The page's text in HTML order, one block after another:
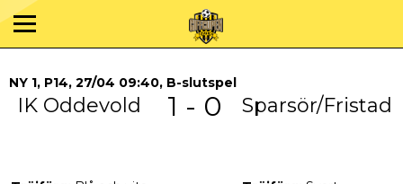
NY 1, P14, 27/04 09:40, B-slutspel
IK Oddevold 1 - 0 Sparsör/Fristad